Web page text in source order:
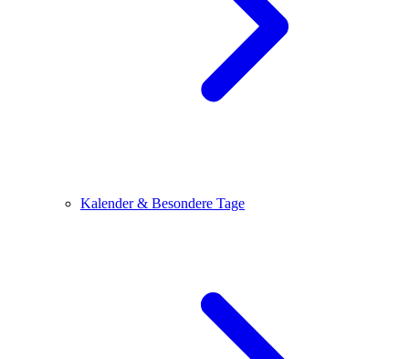
Kalender & Besondere Tage